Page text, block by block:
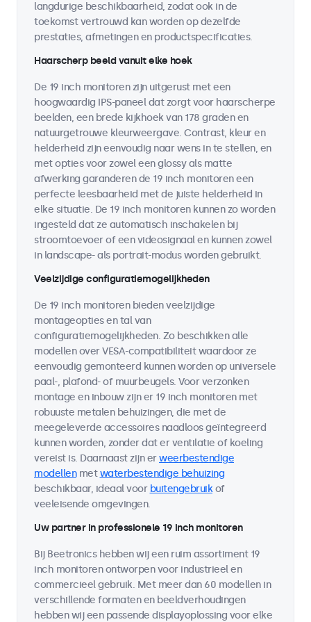
langdurige beschikbaarheid, zodat ook in de
toekomst vertrouwd kan worden op dezelfde
prestaties, afmetingen en productspecificaties.
Haarscherp beeld vanuit elke hoek
De 19 inch monitoren zijn uitgerust met een
hoogwaardig IPS-paneel dat zorgt voor haarscherpe
beelden, een brede kijkhoek van 178 graden en
natuurgetrouwe kleurweergave. Contrast, kleur en
helderheid zijn eenvoudig naar wens in te stellen, en
met opties voor zowel een glossy als matte
afwerking garanderen de 19 inch monitoren een
perfecte leesbaarheid met de juiste helderheid in
elke situatie. De 19 inch monitoren kunnen zo worden
ingesteld dat ze automatisch inschakelen bij
stroomtoevoer of een videosignaal en kunnen zowel
in landscape- als portrait-modus worden gebruikt.
Veelzijdige configuratiemogelijkheden
De 19 inch monitoren bieden veelzijdige
montageopties en tal van
configuratiemogelijkheden. Zo beschikken alle
modellen over VESA-compatibiliteit waardoor ze
eenvoudig gemonteerd kunnen worden op universele
paal-, plafond- of muurbeugels. Voor verzonken
montage en inbouw zijn er 19 inch monitoren met
robuuste metalen behuizingen, die met de
meegeleverde accessoires naadloos geïntegreerd
kunnen worden, zonder dat er ventilatie of koeling
vereist is. Daarnaast zijn erweerbestendige
modellenmetwaterbestendige behuizing
beschikbaar, ideaal voor buitengebruikof
veeleisende omgevingen.
Uw partner in professionele 19 inch monitoren
Bij Beetronics hebben wij een ruim assortiment 19
inch monitoren ontworpen voor industrieel en
commercieel gebruik. Met meer dan 60 modellen in
verschillende formaten en beeldverhoudingen
hebben wij een passende displayoplossing voor elke